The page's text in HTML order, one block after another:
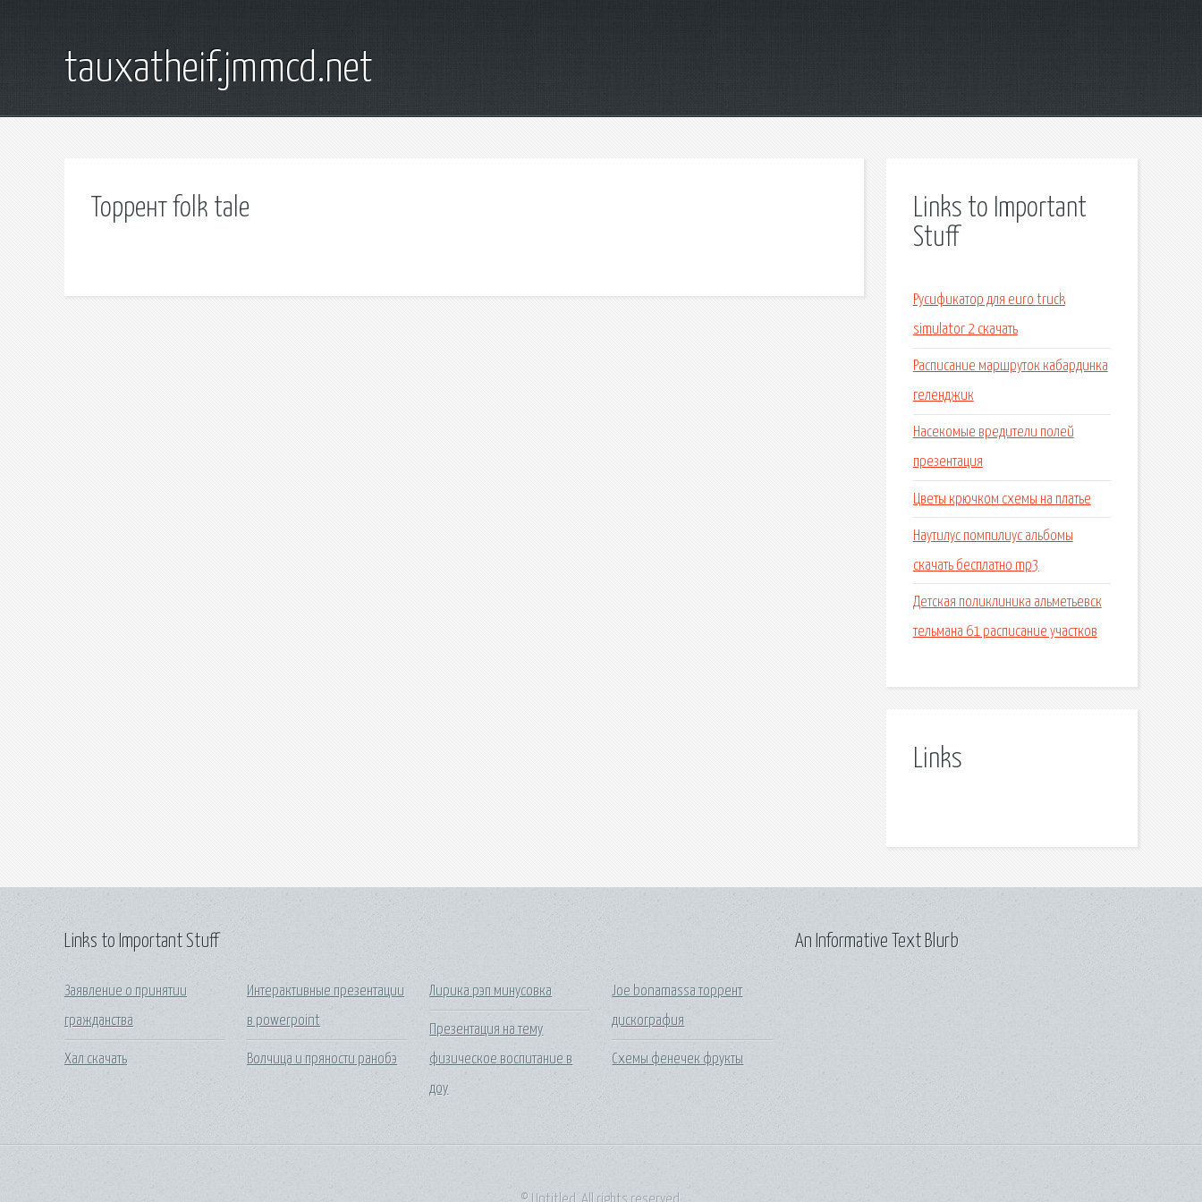
tauxatheif.jmmcd.net
Торрент folk tale
Links to Important
Stuff
Русификатор для euro truck
simulator 2 скачать
Расписание маршруток кабардинка
геленджик
Насекомые вредители полей
презентация
Цветы крючком схемы на платье
Наутилус помпилиус альбомы
скачать бесплатно mp3
Детская поликлиника альметьевск
тельмана 61 расписание участков
Links
Links to Important Stuff
Заявление о принятии
гражданства
Хал скачать
Интерактивные презентации
в powerpoint
Волчица и пряности ранобэ
Лирика рэп минусовка
Презентация на тему
физическое воспитание в
доу
Joe bonamassa торрент
дискография
Схемы фенечек фрукты
An Informative Text Blurb